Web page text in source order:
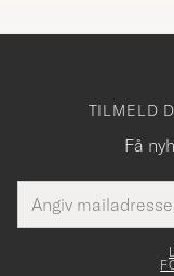
TILMELD
Få
mailadresse
skal
Tack
för